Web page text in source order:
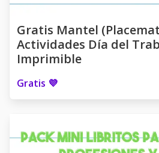
Gratis Mantel
Actividades Día del
Imprimible
Gratis 💜